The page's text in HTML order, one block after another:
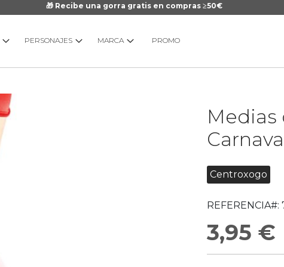
🎁 Recibe una gorra gratis en compras ≥50€
PERSONAJES MARCA PROMO
Medias
Centroxogo
REFERENCIA#:
3,95 €
galería
imágenes